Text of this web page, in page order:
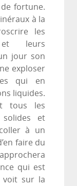
fortune.
à la
les
et leurs
jour son
exploser
qui en
liquides.
tous les
solides et
à un
faire du
qui est
voit sur la